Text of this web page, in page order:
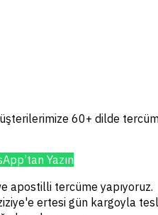
60+ dilde
Yazın
apostilli tercüme yapıyoruz.
ertesi gün kargoyla